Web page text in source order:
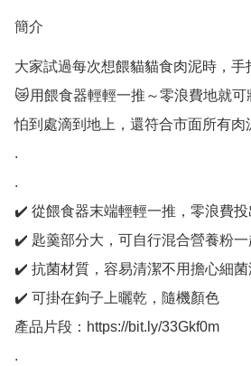
簡介
大家試過每次想餵貓貓食肉泥時，手
😿用餵食器輕輕一推～零浪費地就可
怕到處滴到地上，還符合市面所有肉
.
.
✔️ 從餵食器末端輕輕一推，零浪費投
✔️ 匙羹部分大，可自行混合營養粉一
✔️ 抗菌材質，容易清潔不用擔心細菌
✔️ 可掛在鉤子上曬乾，隨機顏色
產品片段：https://bit.ly/33Gkf0m
.